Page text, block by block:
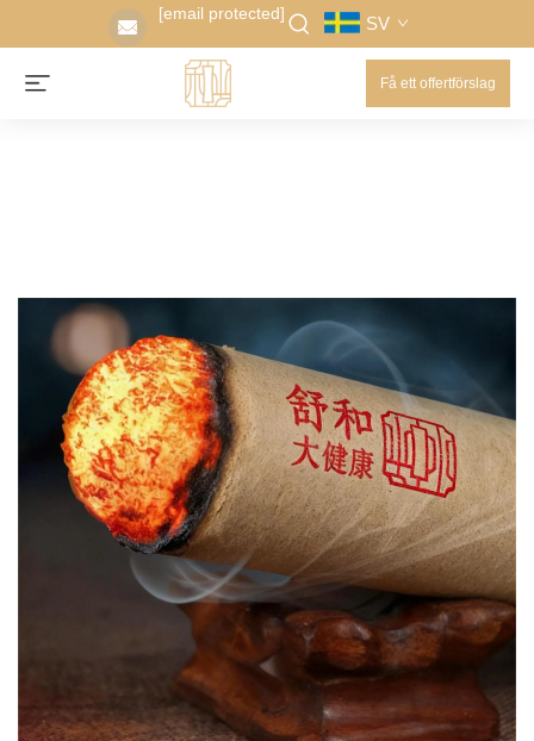
[email protected] SV
Få ett offertförslag